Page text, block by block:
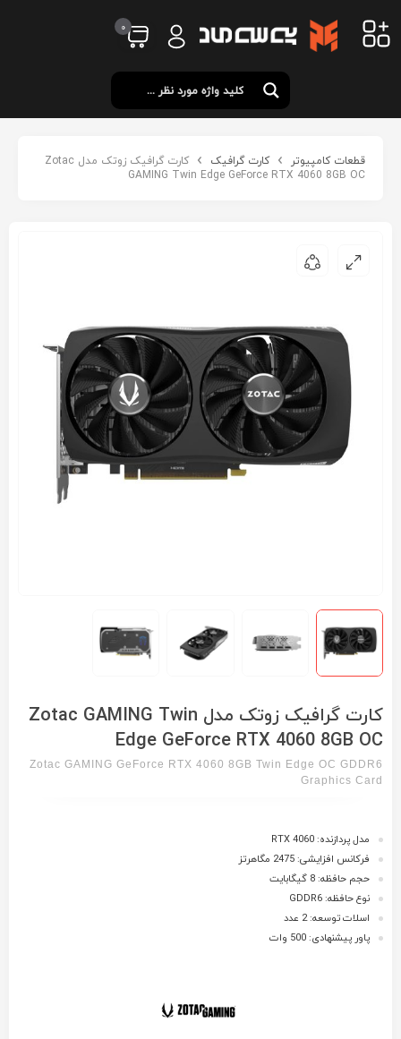
0
قطعات کامپیوتر کارت گرافیک
کارت گرافیک زوتک مدل Zotac
GAMING Twin Edge GeForce RTX 4060 8GB OC
کارت گرافیک زوتک مدل Zotac GAMING Twin
Edge GeForce RTX 4060 8GB OC
Zotac GAMING GeForce RTX 4060 8GB Twin Edge OC GDDR6
Graphics Card
مدل پردازنده: RTX 4060
فرکانس افزایشی: 2475 مگاهرتز
حجم حافظه: 8 گیگابایت
نوع حافظه: GDDR6
اسلات توسعه: 2 عدد
پاور پیشنهادی: 500 وات